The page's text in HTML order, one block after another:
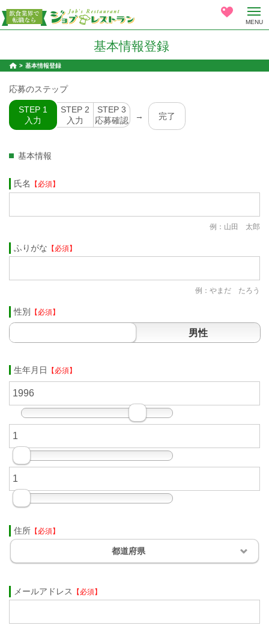
MENU
基本情報登録
基本情報登録
応募のステップ
STEP 1
入力
STEP 2
入力
STEP 3
応募確認
→ 完了
基本情報
氏名 【必須】
例：山田 太郎
ふりがな 【必須】
例：やまだ たろう
性別 【必須】
男性
生年月日 【必須】
住所 【必須】
都道府県
メールアドレス 【必須】